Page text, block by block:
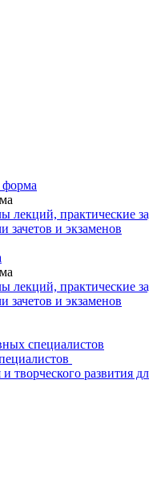
форма
лекций, практические
зачетов и экзаменов
лекций, практические
зачетов и экзаменов
специалистов
творческого